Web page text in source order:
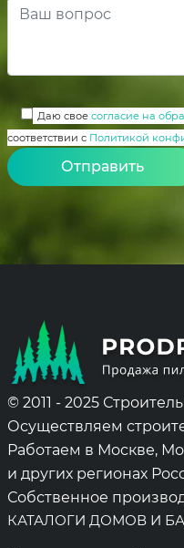
Даю свое согласие на
соответствии с Политикой
© 2011 - 2025
Осуществляем
Работаем в Москве,
и других регионах
Собственное
КАТАЛОГИ ДОМОВ И